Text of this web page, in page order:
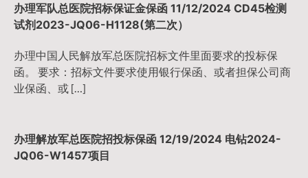
办理军队总医院招标保证金保函 11/12/2024 CD45检测
试剂2023-JQ06-H1128(第二次）
办理中国人民解放军总医院招标文件里面要求的投标保
函。 要求：招标文件要求使用银行保函、或者担保公司商
业保函、或 […]
办理解放军总医院招投标保函 12/19/2024 电钻2024-
JQ06-W1457项目